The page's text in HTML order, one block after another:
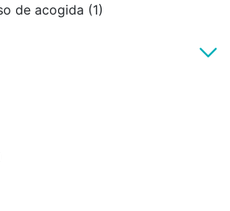
Residencia o piso de acogida (1)